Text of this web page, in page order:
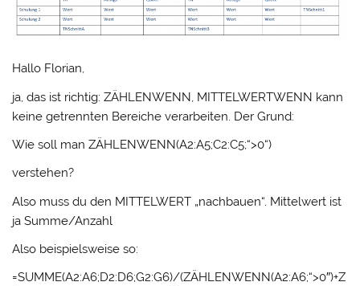
Hallo Florian,
ja, das ist richtig: ZÄHLENWENN, MITTELWERTWENN kann
keine getrennten Bereiche verarbeiten. Der Grund:
Wie soll man ZÄHLENWENN(A2:A5;C2:C5;“>0“)
verstehen?
Also muss du den MITTELWERT „nachbauen“. Mittelwert ist
ja Summe/Anzahl
Also beispielsweise so:
=SUMME(A2:A6;D2:D6;G2:G6)/(ZÄHLENWENN(A2:A6;“>0″)+Z